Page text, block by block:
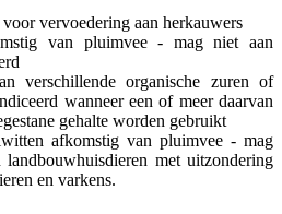
vervoedering aan herkauwers
van pluimvee - mag niet aan
verschillende organische zuren of
wanneer een of meer daarvan
gehalte worden gebruikt
afkomstig van pluimvee - mag
met uitzondering
en varkens.